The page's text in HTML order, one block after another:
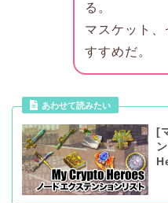
る。
マスケット
すすめだ。
あわせて読みたい
[